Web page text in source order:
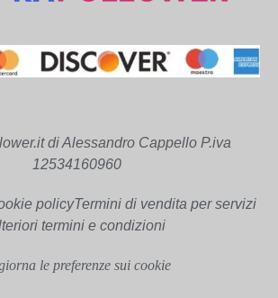
di Alessandro Cappello P.iva
12534160960
policyTermini di vendita per servizi
termini e condizioni
le preferenze sui cookie